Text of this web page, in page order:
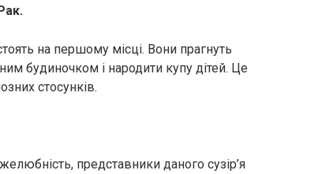
на першому місці. Вони прагнуть
будиночком і народити купу дітей. Це
стосунків.
представники даного сузір’я